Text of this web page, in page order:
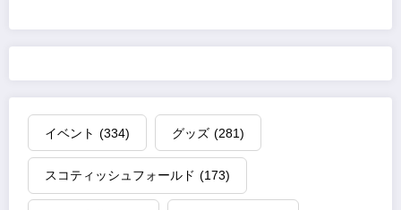
イベント (334) グッズ (281)
スコティッシュフォールド (173)